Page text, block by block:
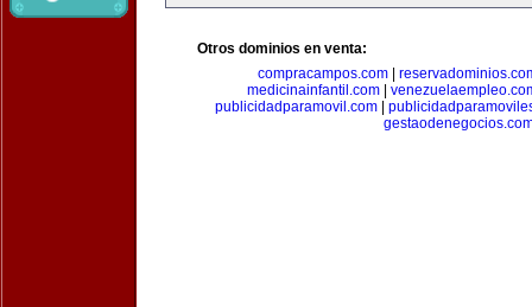
Otros dominios en venta:
compracampos.com
medicinainfantil.com|
publicidadparamovil.com